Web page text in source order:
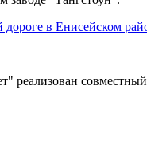
в Енисейском